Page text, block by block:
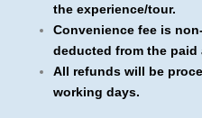
the experience/tour.
Convenience fee is
deducted from the paid
All refunds will be
working days.